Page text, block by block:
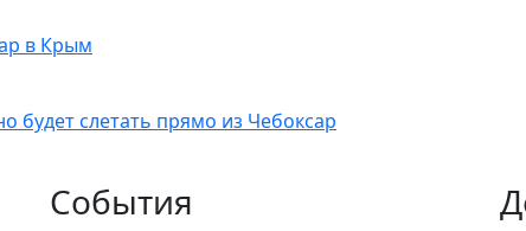
в Крым
будет слетать прямо из Чебоксар
События